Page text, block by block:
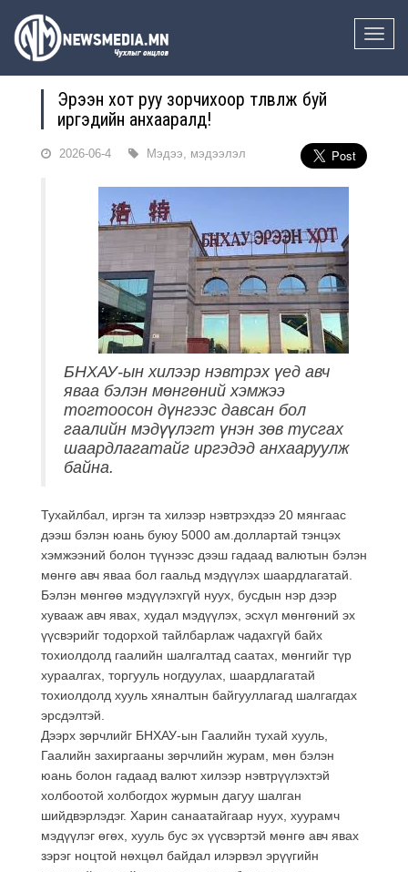
Toggle
Эрээн хот руу зорчихоор төлөвлөж буй
иргэдийн анхааралд!
2026-06-4 Мэдээ, мэдээлэл
БНХАУ-ын хилээр нэвтрэх үед авч
яваа бэлэн мөнгөний хэмжээ
тогтоосон дүнгээс давсан бол
гаалийн мэдүүлэгт үнэн зөв тусгах
шаардлагатайг иргэдэд анхааруулж
байна.
Тухайлбал, иргэн та хилээр нэвтрэхдээ 20 мянгаас
дээш бэлэн юань буюу 5000 ам.доллартай тэнцэх
хэмжээний болон түүнээс дээш гадаад валютын бэлэн
мөнгө авч яваа бол гаальд мэдүүлэх шаардлагатай.
Бэлэн мөнгөө мэдүүлэхгүй нуух, бусдын нэр дээр
хувааж авч явах, худал мэдүүлэх, эсхүл мөнгөний эх
үүсвэрийг тодорхой тайлбарлаж чадахгүй байх
тохиолдолд гаалийн шалгалтад саатах, мөнгийг түр
хураалгах, торгууль ногдуулах, шаардлагатай
тохиолдолд хууль хяналтын байгууллагад шалгагдах
эрсдэлтэй.
Дээрх зөрчлийг БНХАУ-ын Гаалийн тухай хууль,
Гаалийн захиргааны зөрчлийн журам, мөн бэлэн
юань болон гадаад валют хилээр нэвтрүүлэхтэй
холбоотой холбогдох журмын дагуу шалган
шийдвэрлэдэг. Харин санаатайгаар нуух, хуурамч
мэдүүлэг өгөх, хууль бус эх үүсвэртэй мөнгө авч явах
зэрэг ноцтой нөхцөл байдал илэрвэл эрүүгийн